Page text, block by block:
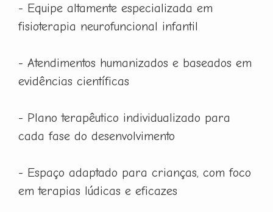
- Equipe altamente especializada em
fisioterapia neurofuncional infantil
- Atendimentos humanizados e baseados em
evidências científicas
- Plano terapêutico individualizado para
cada fase do desenvolvimento
- Espaço adaptado para crianças, com foco
em terapias lúdicas e eficazes